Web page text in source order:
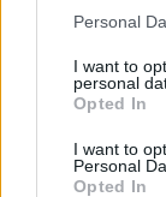
Please note
not limited to
grant or deny
use your data
consent section.
Personal
I want to
personal
Opted In
I want to
Personal
Opted In
SZÁLLODÁKBAN
Ez a szer
07. 31.
HAGYD
ÉS SOKKAL